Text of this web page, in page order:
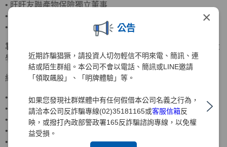
×
公告
近期詐騙猖獗，請投資人切勿輕信不明來電、簡訊、連
結或陌生群組。本公司不會以電話、簡訊或LINE邀請
「領取飆股」、「明牌體驗」等。
如果您發現社群媒體中有任何假借本公司名義之行為，
請洽本公司反詐騙專線(02)35181165或客服信箱反
映，或撥打內政部警政署165反詐騙諮詢專線，以免權
益受損。
• 旺旺友聯產物保險獨立董事
•
•
袁惠兒
美國密蘇里大學會計碩士、美國南伊利諾大
學企管碩士
經歷
•
客思達-KY獨立董事
•
財團法人聖嚴教育基金會監察人
•
財團法人法鼓山佛教基金會監察人
•
資誠聯合會計師事務所合夥會計師
•
普華國際財務顧問(股)公司董事長